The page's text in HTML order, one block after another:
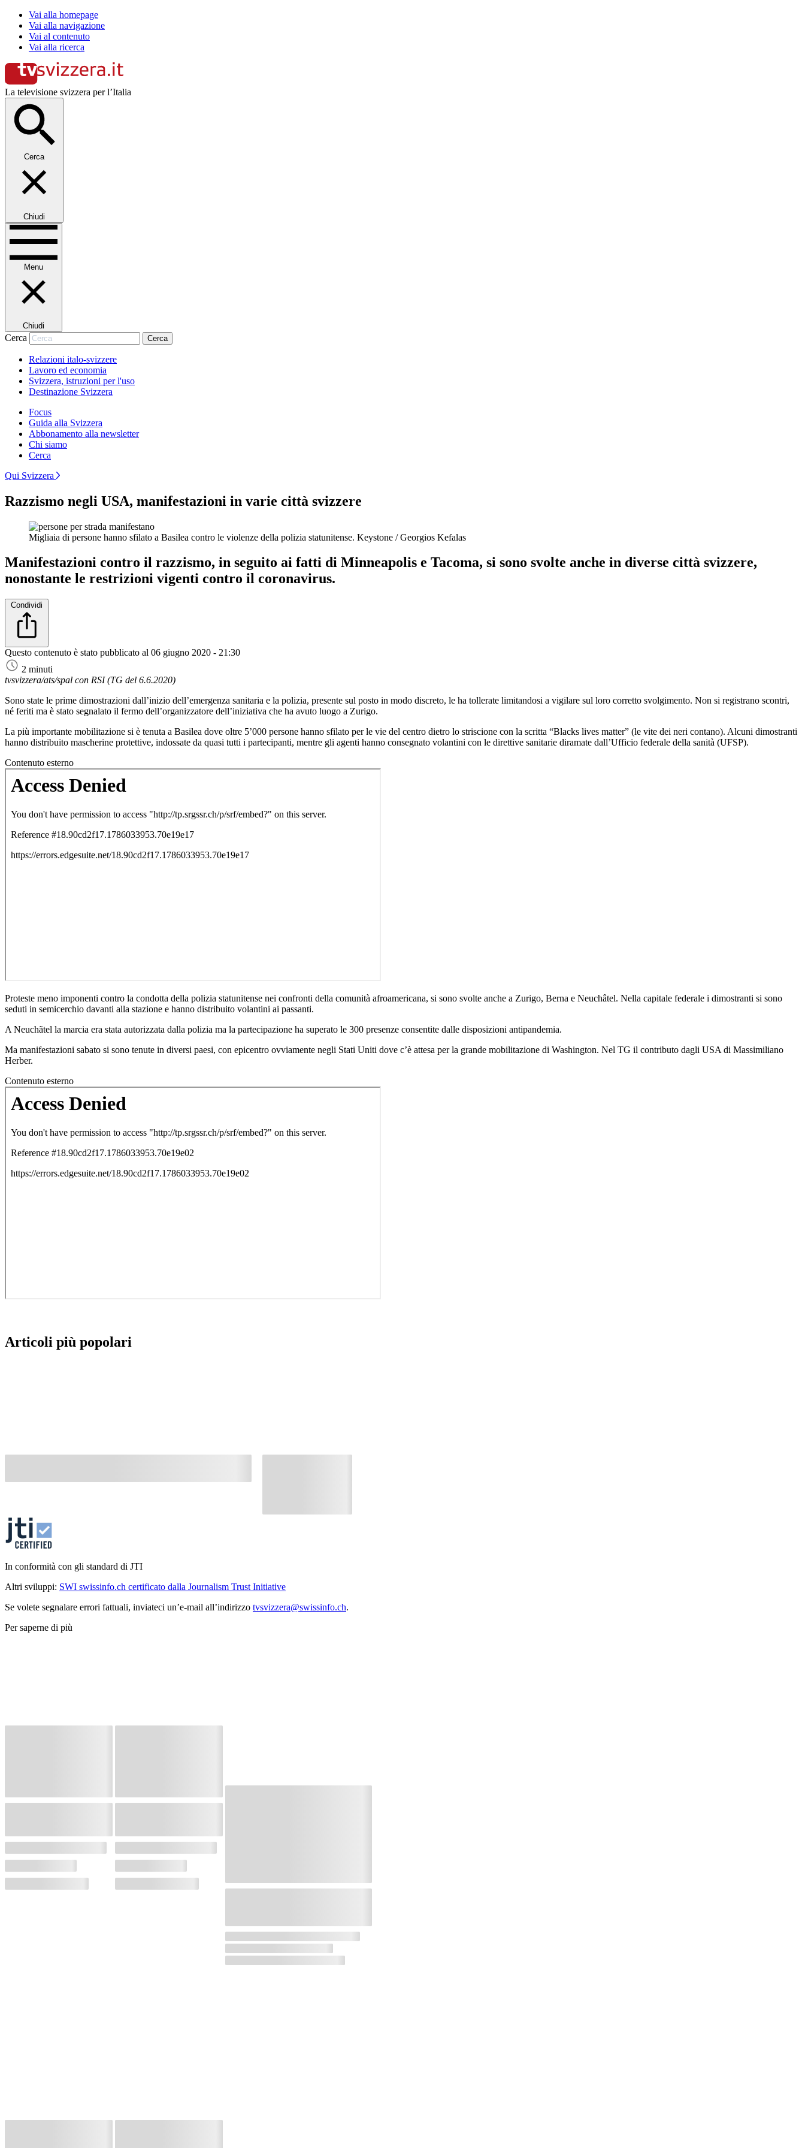
Vai alla homepage
Vai alla navigazione
Vai al contenuto
Vai alla ricerca
La televisione svizzera per l’Italia
Cerca
Chiudi
Menu
Chiudi
Cerca Cerca
Relazioni italo-svizzere
Lavoro ed economia
Svizzera, istruzioni per l'uso
Destinazione Svizzera
Focus
Guida alla Svizzera
Abbonamento alla newsletter
Chi siamo
Cerca
Qui Svizzera
Razzismo negli USA, manifestazioni in varie città svizzere
Migliaia di persone hanno sfilato a Basilea contro le violenze della polizia statunitense. Keystone / Georgios Kefalas
Manifestazioni contro il razzismo, in seguito ai fatti di Minneapolis e Tacoma, si sono svolte anche in diverse città svizzere,
nonostante le restrizioni vigenti contro il coronavirus.
Condividi
Questo contenuto è stato pubblicato al 06 giugno 2020 - 21:30
2 minuti
tvsvizzera/ats/spal con RSI (TG del 6.6.2020)
Sono state le prime dimostrazioni dall’inizio dell’emergenza sanitaria e la polizia, presente sul posto in modo discreto, le ha tollerate limitandosi a vigilare sul loro corretto svolgimento. Non si registrano scontri,
né feriti ma è stato segnalato il fermo dell’organizzatore dell’iniziativa che ha avuto luogo a Zurigo.
La più importante mobilitazione si è tenuta a Basilea dove oltre 5’000 persone hanno sfilato per le vie del centro dietro lo striscione con la scritta “Blacks lives matter” (le vite dei neri contano). Alcuni dimostranti
hanno distribuito mascherine protettive, indossate da quasi tutti i partecipanti, mentre gli agenti hanno consegnato volantini con le direttive sanitarie diramate dall’Ufficio federale della sanità (UFSP).
Contenuto esterno
Proteste meno imponenti contro la condotta della polizia statunitense nei confronti della comunità afroamericana, si sono svolte anche a Zurigo, Berna e Neuchâtel. Nella capitale federale i dimostranti si sono
seduti in semicerchio davanti alla stazione e hanno distribuito volantini ai passanti.
A Neuchãtel la marcia era stata autorizzata dalla polizia ma la partecipazione ha superato le 300 presenze consentite dalle disposizioni antipandemia.
Ma manifestazioni sabato si sono tenute in diversi paesi, con epicentro ovviamente negli Stati Uniti dove c’è attesa per la grande mobilitazione di Washington. Nel TG il contributo dagli USA di Massimiliano
Herber.
Contenuto esterno
Articoli più popolari
In conformità con gli standard di JTI
Altri sviluppi: SWI swissinfo.ch certificato dalla Journalism Trust Initiative
Se volete segnalare errori fattuali, inviateci un’e-mail all’indirizzo tvsvizzera@swissinfo.ch.
Per saperne di più